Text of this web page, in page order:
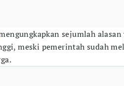
sejumlah alasan
meski pemerintah sudah